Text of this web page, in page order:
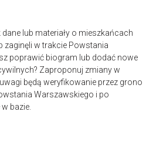
lub materiały o mieszkańcach
zaginęli w trakcie Powstania
poprawić biogram lub dodać nowe
Zaproponuj zmiany w
będą weryfikowanie przez grono
Warszawskiego i po
bazie.